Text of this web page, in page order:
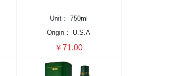
Unit： 750ml
Origin：
U.S.A
￥71.00